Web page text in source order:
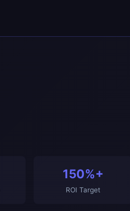
150%+
ROI Target